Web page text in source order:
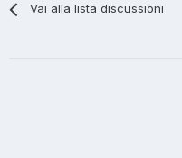
Vai alla lista discussioni